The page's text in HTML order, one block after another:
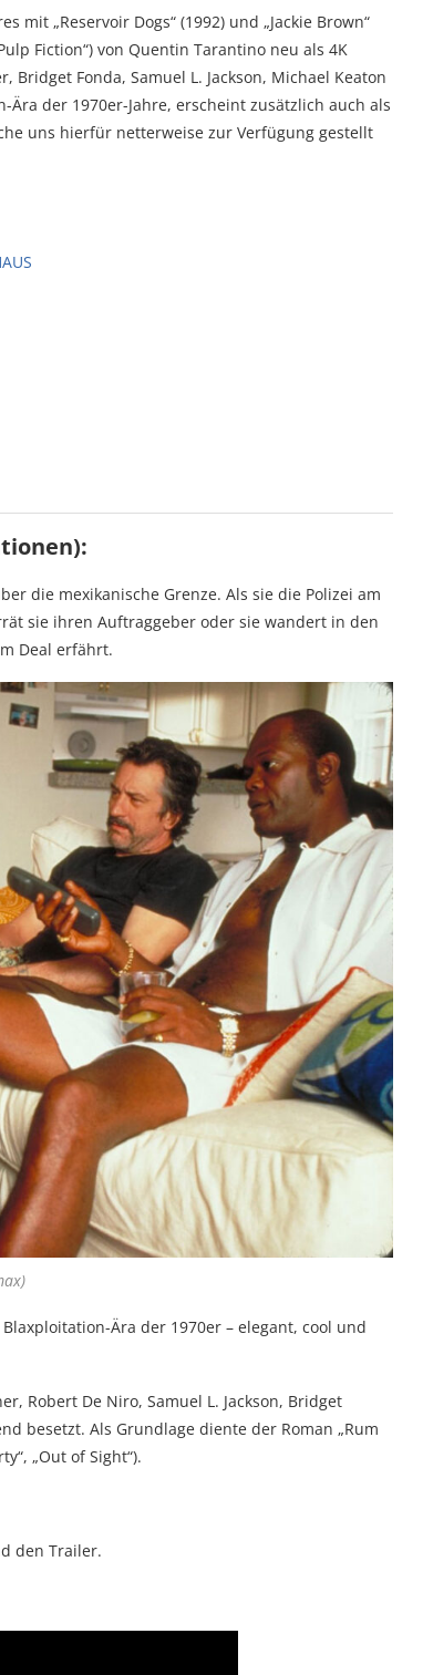
mit „Reservoir Dogs“ (1992) und „Jackie Brown“
Fiction“) von Quentin Tarantino neu als 4K
Bridget Fonda, Samuel L. Jackson, Michael Keaton
der 1970er-Jahre, erscheint zusätzlich auch als
uns hierfür netterweise zur Verfügung gestellt
die mexikanische Grenze. Als sie die Polizei am
sie ihren Auftraggeber oder sie wandert in den
Deal erfährt.
Ära der 1970er – elegant, cool und
Robert De Niro, Samuel L. Jackson, Bridget
besetzt. Als Grundlage diente der Roman „Rum
„Out of Sight“).
den Trailer.